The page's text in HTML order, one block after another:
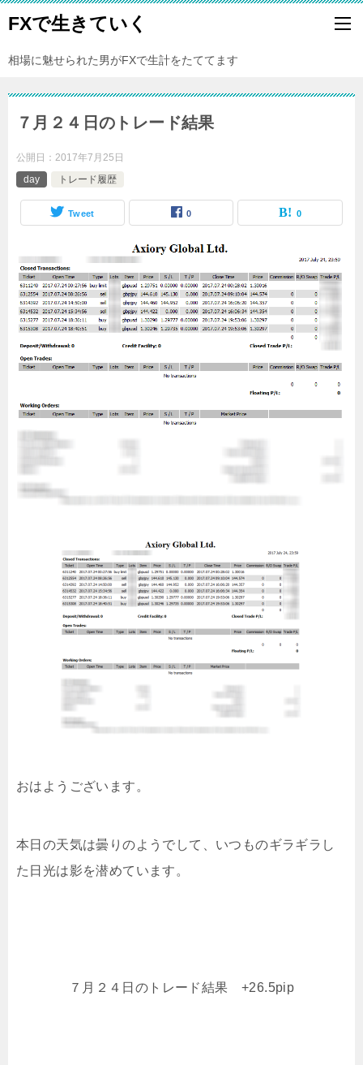
FXで生きていく
相場に魅せられた男がFXで生計をたててます
７月２４日のトレード結果
公開日： 2017年7月25日
day
トレード履歴
Tweet 0 0
おはようございます。
本日の天気は曇りのようでして、いつものギラギラし
た日光は影を潜めています。
７月２４日のトレード結果 +26.5pip